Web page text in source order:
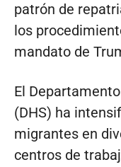
patrón de
los
mandato de
El
(DHS) ha
migrantes en
centros de